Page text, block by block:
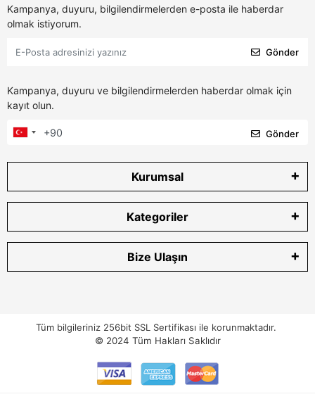
Kampanya, duyuru, bilgilendirmelerden e-posta ile haberdar
olmak istiyorum.
Gönder
Kampanya, duyuru ve bilgilendirmelerden haberdar olmak için
kayıt olun.
Gönder
Kurumsal
Kategoriler
Bize Ulaşın
Tüm bilgileriniz 256bit SSL Sertifikası ile korunmaktadır.
© 2024 Tüm Hakları Saklıdır